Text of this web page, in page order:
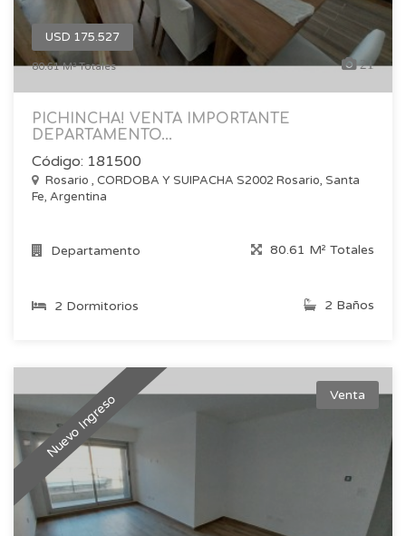
USD 175.527
80.61 M² Totales 21
PICHINCHA! VENTA IMPORTANTE
DEPARTAMENTO...
Código: 181500
Rosario , CORDOBA Y SUIPACHA S2002 Rosario, Santa
Fe, Argentina
Departamento 80.61 M² Totales
2 Dormitorios 2 Baños
Nuevo Ingreso Venta